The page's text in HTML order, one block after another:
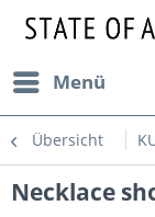
Menü
Übersicht
Necklace